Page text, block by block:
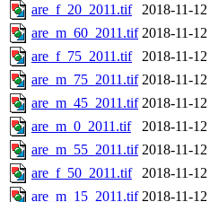
are_f_20_2011.tif
2018-11-
are_m_60_2011.tif 2018-11-
are_f_75_2011.tif
2018-11-
are_m_75_2011.tif 2018-11-
are_m_45_2011.tif 2018-11-
are_m_0_2011.tif
2018-11-
are_m_55_2011.tif 2018-11-
are_f_50_2011.tif
2018-11-
are_m_15_2011.tif 2018-11-